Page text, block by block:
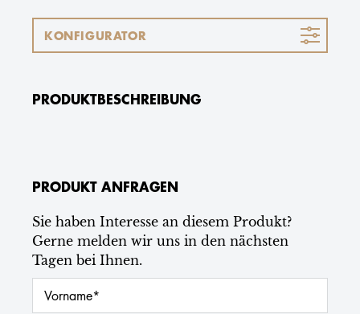
KONFIGURATOR
PRODUKTBESCHREIBUNG
PRODUKT ANFRAGEN
Sie haben Interesse an diesem Produkt?
Gerne melden wir uns in den nächsten
Tagen bei Ihnen.